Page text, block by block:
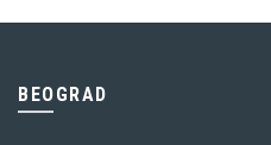
BEOGRAD